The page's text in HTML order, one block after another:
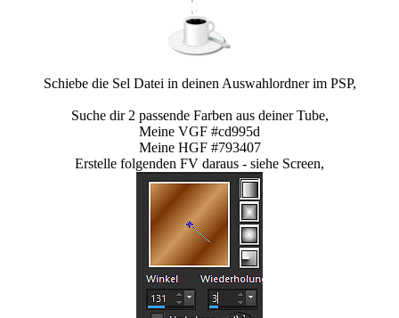
Schiebe die Sel Datei in deinen Auswahlordner im PSP,
Suche dir 2 passende Farben aus deiner Tube,
Meine VGF #cd995d
Meine HGF #793407
Erstelle folgenden FV daraus - siehe Screen,